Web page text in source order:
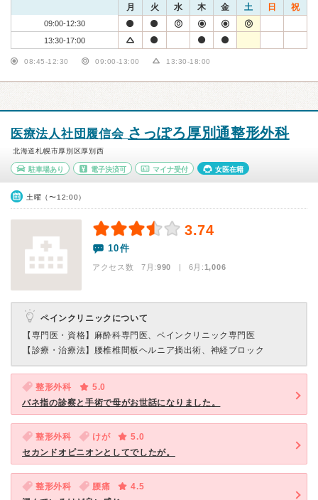
月 火 水 木 金 土 日 祝
09:00-12:30
13:30-17:00
08:45-12:30 09:00-13:00 13:30-18:00
医療法人社団履信会 さっぽろ厚別通整形外科
北海道札幌市厚別区厚別西
駐車場あり 電子決済可 マイナ受付 女医在籍
土曜（〜12:00）
3.74
10件
アクセス数 7月:990 | 6月:1,006
ペインクリニックについて
【専門医・資格】 麻酔科専門医、ペインクリニック専門医
【診療・治療法】
腰椎椎間板ヘルニア摘出術、神経ブロック
整形外科
5.0
バネ指の診察と手術で母がお世話になりました。
整形外科 けが
5.0
セカンドオピニオンとしてでしたが。
整形外科 腰痛
4.5